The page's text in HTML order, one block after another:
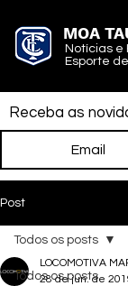
MOA
Notícias e
Esporte
Receba as
Post
Todos os posts
Todos os posts
LOCOMOTIVA
28 de jun. de